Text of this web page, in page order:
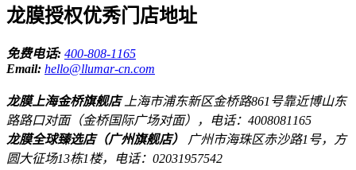
龙膜授权优秀门店地址
免费电话: 400-808-1165
Email: hello@llumar-cn.com
龙膜上海金桥旗舰店上海市浦东新区金桥路861号靠近博山东
路路口对面（金桥国际广场对面），电话：4008081165
龙膜全球臻选店（广州旗舰店） 广州市海珠区赤沙路1号，方
圆大征场13栋1楼，电话：02031957542